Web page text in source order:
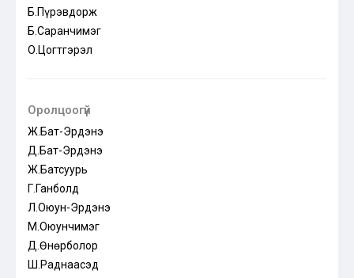
Б.Пүрэвдорж
Б.Саранчимэг
О.Цогтгэрэл
Оролцоогүй
Ж.Бат-Эрдэнэ
Д.Бат-Эрдэнэ
Ж.Батсуурь
Г.Ганболд
Л.Оюун-Эрдэнэ
М.Оюунчимэг
Д.Өнөрболор
Ш.Раднаасэд